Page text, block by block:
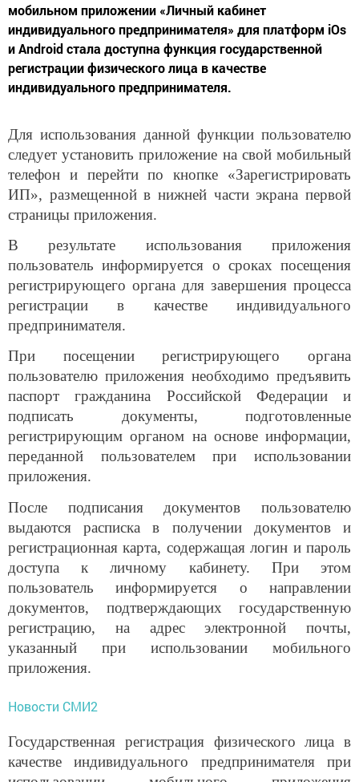
мобильном приложении «Личный кабинет
индивидуального предпринимателя» для платформ iOs
и Android стала доступна функция государственной
регистрации физического лица в качестве
индивидуального предпринимателя.
Для использования данной функции пользователю
следует установить приложение на свой мобильный
телефон и перейти по кнопке «Зарегистрировать
ИП», размещенной в нижней части экрана первой
страницы приложения.
В результате использования приложения
пользователь информируется о сроках посещения
регистрирующего органа для завершения процесса
регистрации в качестве индивидуального
предпринимателя.
При посещении регистрирующего органа
пользователю приложения необходимо предъявить
паспорт гражданина Российской Федерации и
подписать документы, подготовленные
регистрирующим органом на основе информации,
переданной пользователем при использовании
приложения.
После подписания документов пользователю
выдаются расписка в получении документов и
регистрационная карта, содержащая логин и пароль
доступа к личному кабинету. При этом
пользователь информируется о направлении
документов, подтверждающих государственную
регистрацию, на адрес электронной почты,
указанный при использовании мобильного
приложения.
Новости СМИ2
Государственная регистрация физического лица в
качестве индивидуального предпринимателя при